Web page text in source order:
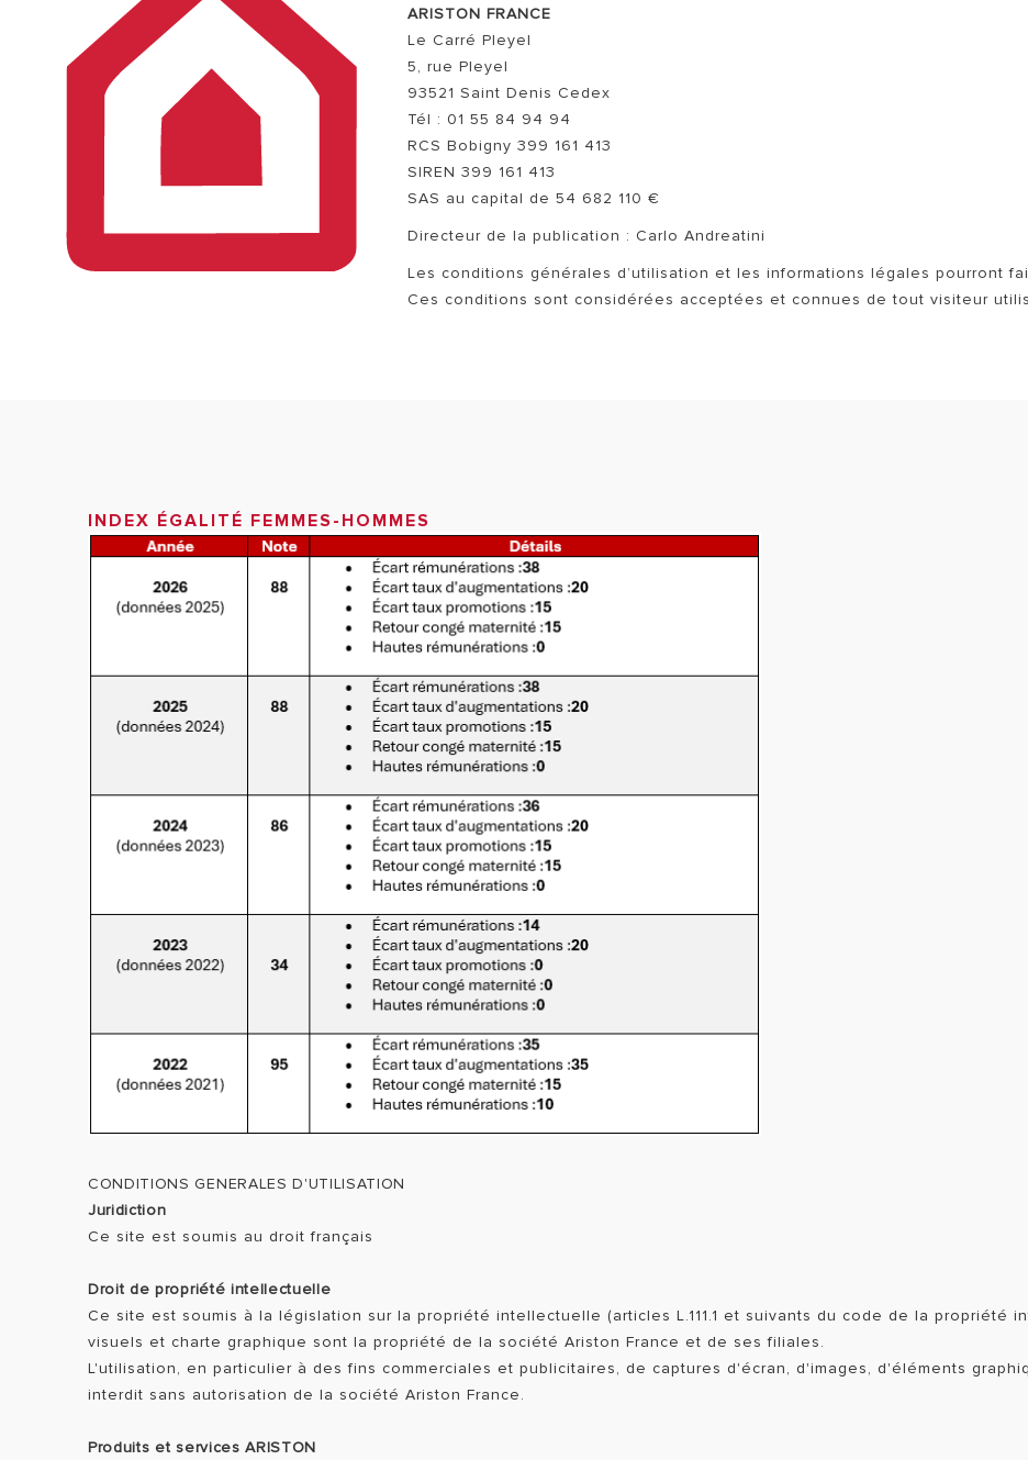
TOUS LES MODÈLES DE CHAUFFAGE
ARISTON FRANCE
Le Carré Pleyel
5, rue Pleyel
93521 Saint Denis Cedex
Tél : 01 55 84 94 94
RCS Bobigny 399 161 413
SIREN 399 161 413
SAS au capital de 54 682 110 €
Directeur de la publication : Carlo Andreatini
Les conditions générales d’utilisation et les informations légales pourront
Ces conditions sont considérées acceptées et connues de tout visiteur
INDEX ÉGALITÉ FEMMES-HOMMES
CONDITIONS GENERALES D'UTILISATION
Juridiction
Ce site est soumis au droit français
Droit de propriété intellectuelle
Ce site est soumis à la législation sur la propriété intellectuelle (articles L.111.1 et suivants du code de la propriété
visuels et charte graphique sont la propriété de la société Ariston France et de ses filiales.
L'utilisation, en particulier à des fins commerciales et publicitaires, de captures d'écran, d'images, d'éléments
interdit sans autorisation de la société Ariston France.
Produits et services ARISTON